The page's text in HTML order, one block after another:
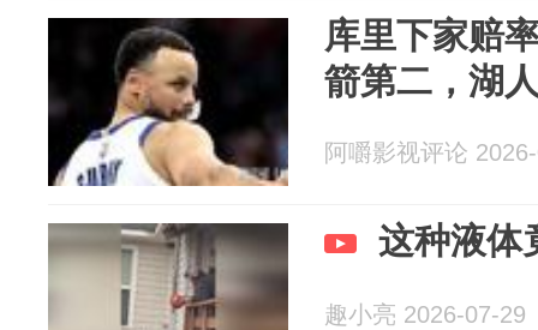
库里下家赔
箭第二，湖
阿嚼影视评论
这种液体
趣小亮 2026-07-29